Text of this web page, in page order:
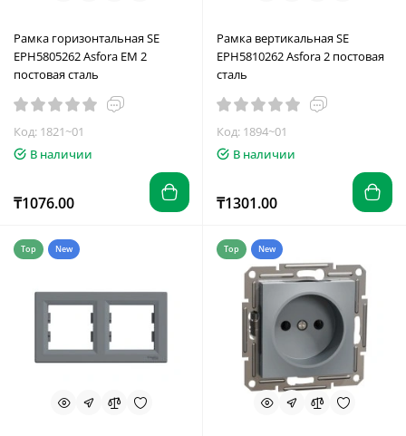
Рамка горизонтальная SE
EPH5805262 Asfora EM 2
постовая сталь
Код: 1821~01
В наличии
₸1076.00
Рамка вертикальная SE
EPH5810262 Asfora 2 постовая
сталь
Код: 1894~01
В наличии
₸1301.00
Top New Top New